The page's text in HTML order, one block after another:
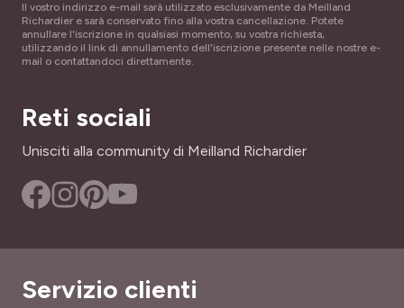
Il vostro indirizzo e-mail sarà utilizzato esclusivamente da Meilland
Richardier e sarà conservato fino alla vostra cancellazione. Potete
annullare l'iscrizione in qualsiasi momento, su vostra richiesta,
utilizzando il link di annullamento dell'iscrizione presente nelle nostre e-
mail o contattandoci direttamente.
Reti sociali
Unisciti alla community di Meilland Richardier
Servizio clienti